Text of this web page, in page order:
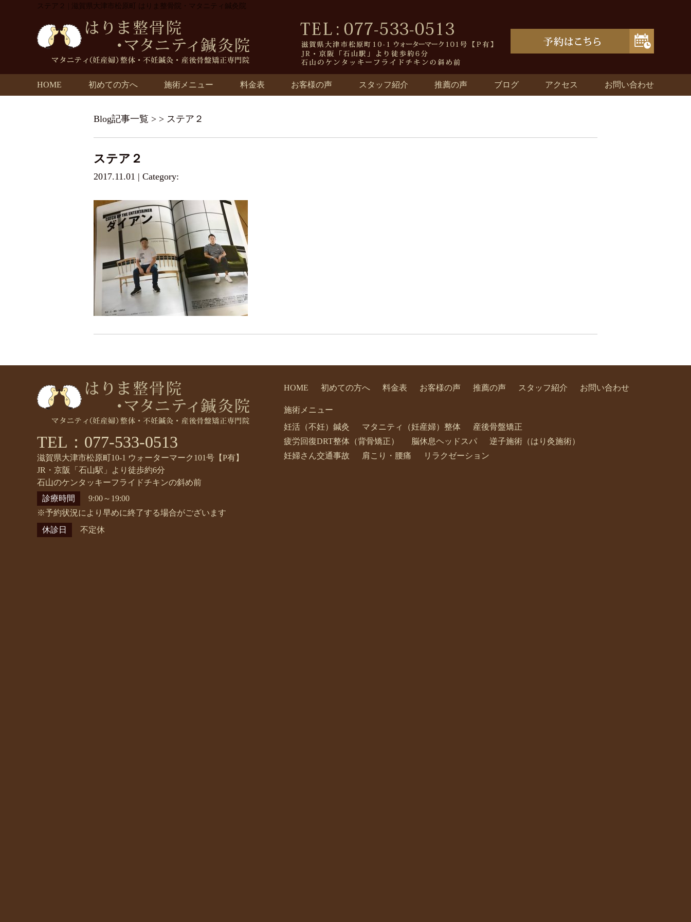
ステア２ | 滋賀県大津市松原町 はりま整骨院・マタニティ鍼灸院
HOME 初めての方へ 施術メニュー 料金表 お客様の声 スタッフ紹介 推薦の声 ブログ アクセス お問い合わせ
Blog記事一覧 > > ステア２
ステア２
2017.11.01 | Category:
TEL：077-533-0513
滋賀県大津市松原町10-1 ウォーターマーク101号【P有】
JR・京阪「石山駅」より徒歩約6分
石山のケンタッキーフライドチキンの斜め前
診療時間
9:00～19:00
※予約状況により早めに終了する場合がございます
休診日
不定休
HOME 初めての方へ 料金表 お客様の声 推薦の声 スタッフ紹介 お問い合わせ
施術メニュー
妊活（不妊）鍼灸
マタニティ（妊産婦）整体
産後骨盤矯正
疲労回復DRT整体（背骨矯正）
脳休息ヘッドスパ
逆子施術（はり灸施術）
妊婦さん交通事故
肩こり・腰痛 リラクゼーション